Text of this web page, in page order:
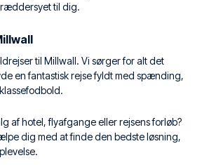
til dig.
til Millwall. Vi sørger for alt det
en fantastisk rejse fyldt med spænding,
af hotel, flyafgange eller rejsens forløb?
dig med at finde den bedste løsning,